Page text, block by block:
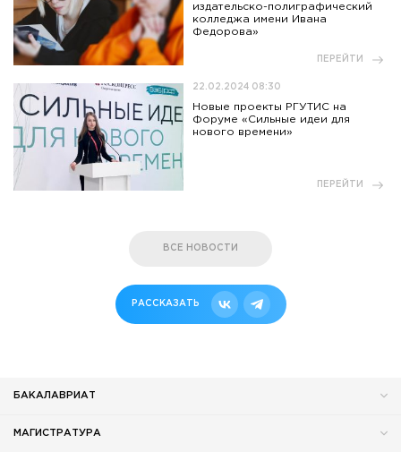
издательско-полиграфический
колледжа имени Ивана
Федорова»
ПЕРЕЙТИ
22.02.2024 08:30
Новые проекты РГУТИС на
Форуме «Сильные идеи для
нового времени»
ПЕРЕЙТИ
ВСЕ НОВОСТИ
РАССКАЗАТЬ
БАКАЛАВРИАТ
МАГИСТРАТУРА